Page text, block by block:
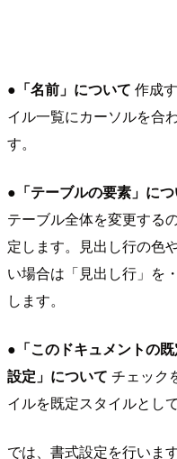
●「名前」について 作成
イル一覧にカーソルを合
す。
●「テーブルの要素」に
テーブル全体を変更する
定します。見出し行の色
い場合は「見出し行」を
します。
●「このドキュメントの
設定」について チェック
イルを既定スタイルとし
では、書式設定を行いま